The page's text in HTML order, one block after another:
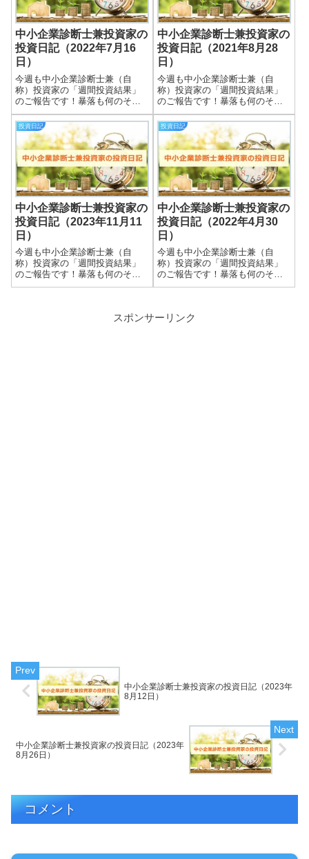
中小企業診断士兼投資家の
投資日記（2022年7月16
日）
今週も中小企業診断士兼（自
称）投資家の「週間投資結果」
のご報告です！暴落も何のそ
の、細々やっている投資結果を
皆さまと共有できればと思いま
す＾＾実際の保有株式数量や現
在の損益状況も記載していま
す。大したことない金額しか保
有していませんので期待...
中小企業診断士兼投資家の
投資日記（2021年8月28
日）
今週も中小企業診断士兼（自
称）投資家の「週間投資結果」
のご報告です！暴落も何のそ
の、細々やっている投資結果を
皆さまと共有できればと思いま
す＾＾実際の保有株式数量や現
在の損益状況も記載していま
す。大したことない金額しか保
有していませんので期待...
投資日記
中小企業診断士兼投資家の
投資日記（2023年11月11
日）
今週も中小企業診断士兼（自
称）投資家の「週間投資結果」
のご報告です！暴落も何のそ
の、細々やっている投資結果を
在の損益状況も記載していま
投資日記
中小企業診断士兼投資家の
投資日記（2022年4月30
日）
今週も中小企業診断士兼（自
称）投資家の「週間投資結果」
のご報告です！暴落も何のそ
の、細々やっている投資結果を
在の損益状況も記載していま
スポンサーリンク
中小企業診断士兼投資家の投資日記（2023年
8月12日）
中小企業診断士兼投資家の投資日記（2023年
8月26日）
コメント